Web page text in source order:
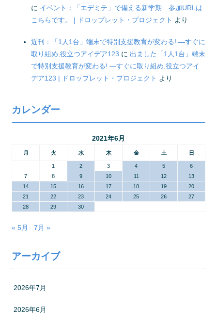
に イベント：「エデミテ」で備える新学期 参加URLは
こちらです。 | ドロップレット・プロジェクト より
近刊：「1人1台」端末で特別支援教育が変わる! ―すぐに
取り組め,役立つアイデア123 に 出ました「1人1台」端末
で特別支援教育が変わる! ―すぐに取り組め,役立つアイ
デア123 | ドロップレット・プロジェクト より
カレンダー
2021年6月
月 火 水 木 金 土 日
1 2 3 4 5
6
7
8 9 10 11 12
13
14
15 16 17 18 19
20
21
22 23 24 25 26
27
28
29 30
« 5月 7月 »
アーカイブ
2026年7月
2026年6月